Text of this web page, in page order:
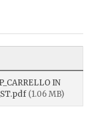
IN
(1.06 MB)